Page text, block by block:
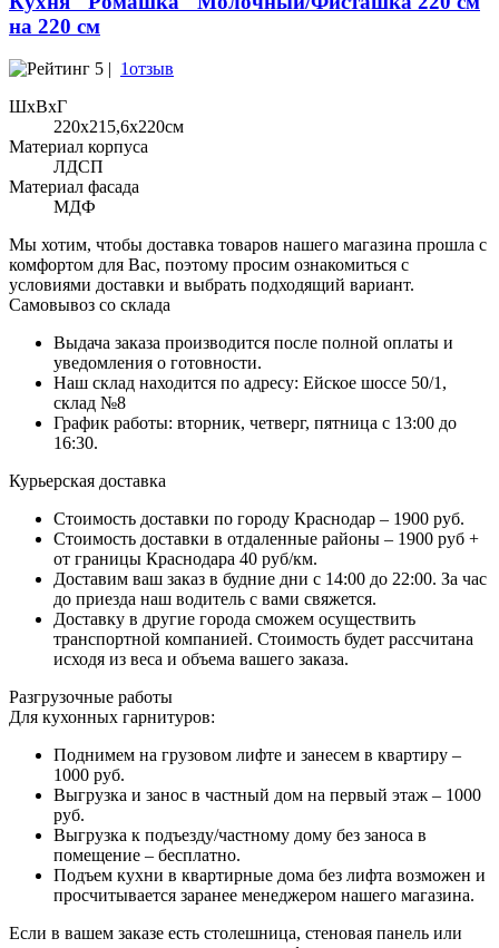
на 220 см
5 | 1отзыв
ШхВхГ
220x215,6х220см
Материал корпуса
ЛДСП
Материал фасада
МДФ
Мы хотим, чтобы доставка товаров нашего магазина прошла с
комфортом для Вас, поэтому просим ознакомиться с
условиями доставки и выбрать подходящий вариант.
Самовывоз со склада
Выдача заказа производится после полной оплаты и
уведомления о готовности.
Наш склад находится по адресу: Ейское шоссе 50/1,
склад №8
График работы: вторник, четверг, пятница с 13:00 до
16:30.
Курьерская доставка
Стоимость доставки по городу Краснодар – 1900 руб.
Стоимость доставки в отдаленные районы – 1900 руб +
от границы Краснодара 40 руб/км.
Доставим ваш заказ в будние дни с 14:00 до 22:00. За час
до приезда наш водитель с вами свяжется.
Доставку в другие города сможем осуществить
транспортной компанией. Стоимость будет рассчитана
исходя из веса и объема вашего заказа.
Разгрузочные работы
Для кухонных гарнитуров:
Поднимем на грузовом лифте и занесем в квартиру –
1000 руб.
Выгрузка и занос в частный дом на первый этаж – 1000
руб.
Выгрузка к подъезду/частному дому без заноса в
помещение – бесплатно.
Подъем кухни в квартирные дома без лифта возможен и
просчитывается заранее менеджером нашего магазина.
Если в вашем заказе есть столешница, стеновая панель или